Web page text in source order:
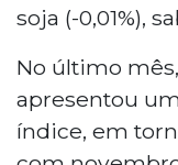
soja (-0,01%),
No último
apresentou
índice, em